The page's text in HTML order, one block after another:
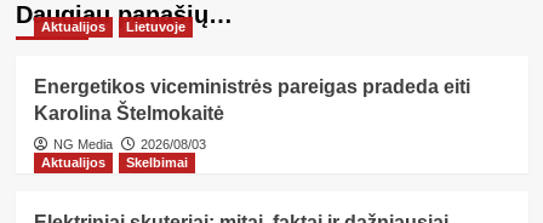
Daugiau panašių…
Aktualijos Lietuvoje
Energetikos viceministrės pareigas pradeda eiti
Karolina Štelmokaitė
NG Media
2026/08/03
Aktualijos
Skelbimai